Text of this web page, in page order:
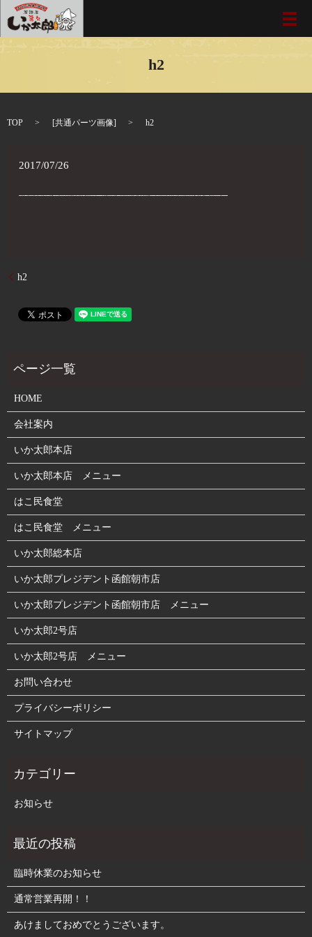
メ
h2
TOP [共通パーツ画像] h2
2017/07/26
h2
HOME
会社案内
いか太郎本店
いか太郎本店 メニュー
はこ民食堂
はこ民食堂 メニュー
いか太郎総本店
いか太郎プレジデント函館朝市店
いか太郎プレジデント函館朝市店 メニュー
いか太郎2号店
いか太郎2号店 メニュー
お問い合わせ
プライバシーポリシー
サイトマップ
お知らせ
臨時休業のお知らせ
通常営業再開！！
あけましておめでとうございます。